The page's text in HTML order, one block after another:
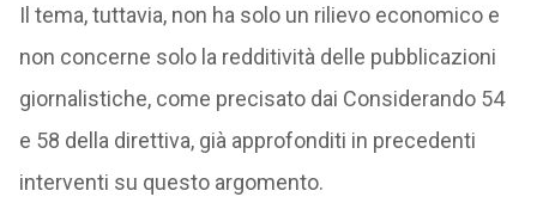
Il tema, tuttavia, non ha solo un rilievo economico e
non concerne solo la redditività delle pubblicazioni
giornalistiche, come precisato dai Considerando 54
e 58 della direttiva, già approfonditi in precedenti
interventi su questo argomento.